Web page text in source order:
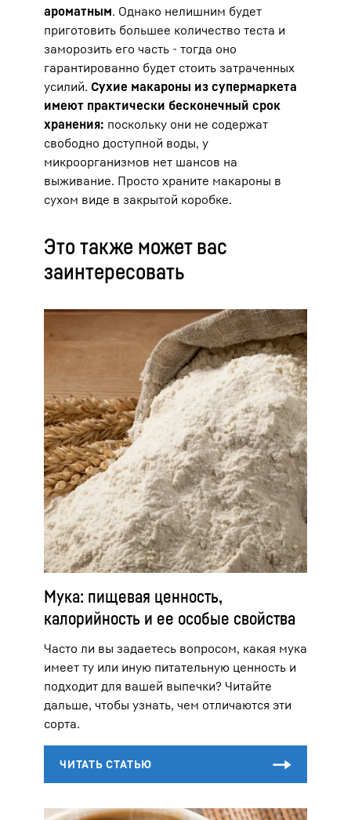
ароматным. Однако нелишним будет
приготовить большее количество теста и
заморозить его часть - тогда оно
гарантированно будет стоить затраченных
усилий. Сухие макароны из супермаркета
имеют практически бесконечный срок
хранения: поскольку они не содержат
свободно доступной воды, у
микроорганизмов нет шансов на
выживание. Просто храните макароны в
сухом виде в закрытой коробке.
Это также может вас
заинтересовать
Мука: пищевая ценность,
калорийность и ее особые свойства
Часто ли вы задаетесь вопросом, какая мука
имеет ту или иную питательную ценность и
подходит для вашей выпечки? Читайте
дальше, чтобы узнать, чем отличаются эти
сорта.